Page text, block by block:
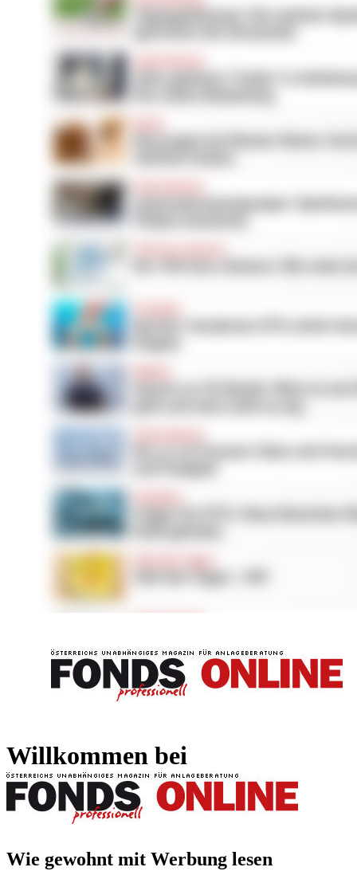
Willkommen bei
Wie gewohnt mit Werbung lesen